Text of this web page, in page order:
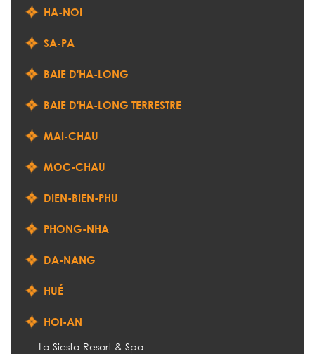
HA-NOI
SA-PA
BAIE D'HA-LONG
BAIE D'HA-LONG TERRESTRE
MAI-CHAU
MOC-CHAU
DIEN-BIEN-PHU
PHONG-NHA
DA-NANG
HUÉ
HOI-AN
La Siesta Resort & Spa